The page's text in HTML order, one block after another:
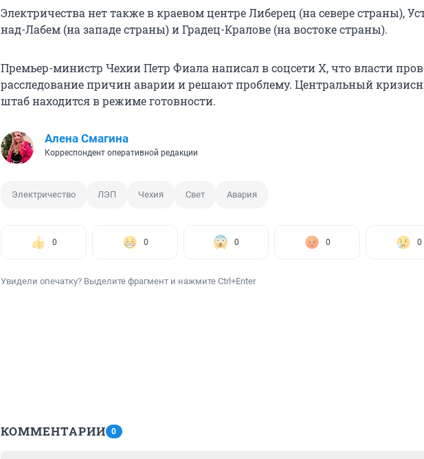
Электричества нет также в краевом центре Либерец (на севере страны),
над-Лабем (на западе страны) и Градец-Кралове (на востоке страны).
Премьер-министр Чехии Петр Фиала написал в соцсети X, что власти
расследование причин аварии и решают проблему. Центральный
штаб находится в режиме готовности.
Алена Смагина
Корреспондент оперативной редакции
Электричество ЛЭП Чехия Свет Авария
0 0 0 0 0
Увидели опечатку? Выделите фрагмент и нажмите Ctrl+Enter
КОММЕНТАРИИ 0